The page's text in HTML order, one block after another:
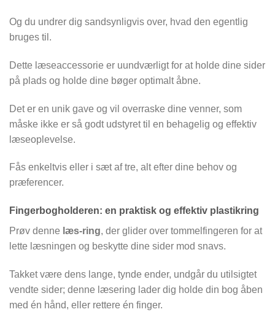
Og du undrer dig sandsynligvis over, hvad den egentlig
bruges til.
Dette læseaccessorie er uundværligt for at holde dine sider
på plads og holde dine bøger optimalt åbne.
Det er en unik gave og vil overraske dine venner, som
måske ikke er så godt udstyret til en behagelig og effektiv
læseoplevelse.
Fås enkeltvis eller i sæt af tre, alt efter dine behov og
præferencer.
Fingerbogholderen: en praktisk og effektiv plastikring
Prøv denne læs-ring, der glider over tommelfingeren for at
lette læsningen og beskytte dine sider mod snavs.
Takket være dens lange, tynde ender, undgår du utilsigtet
vendte sider; denne læsering lader dig holde din bog åben
med én hånd, eller rettere én finger.